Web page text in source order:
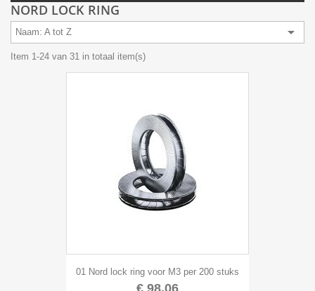
NORD LOCK RING
Naam: A tot Z 
Item 1-24 van 31 in totaal item(s)
01 Nord lock ring voor M3 per 200 stuks